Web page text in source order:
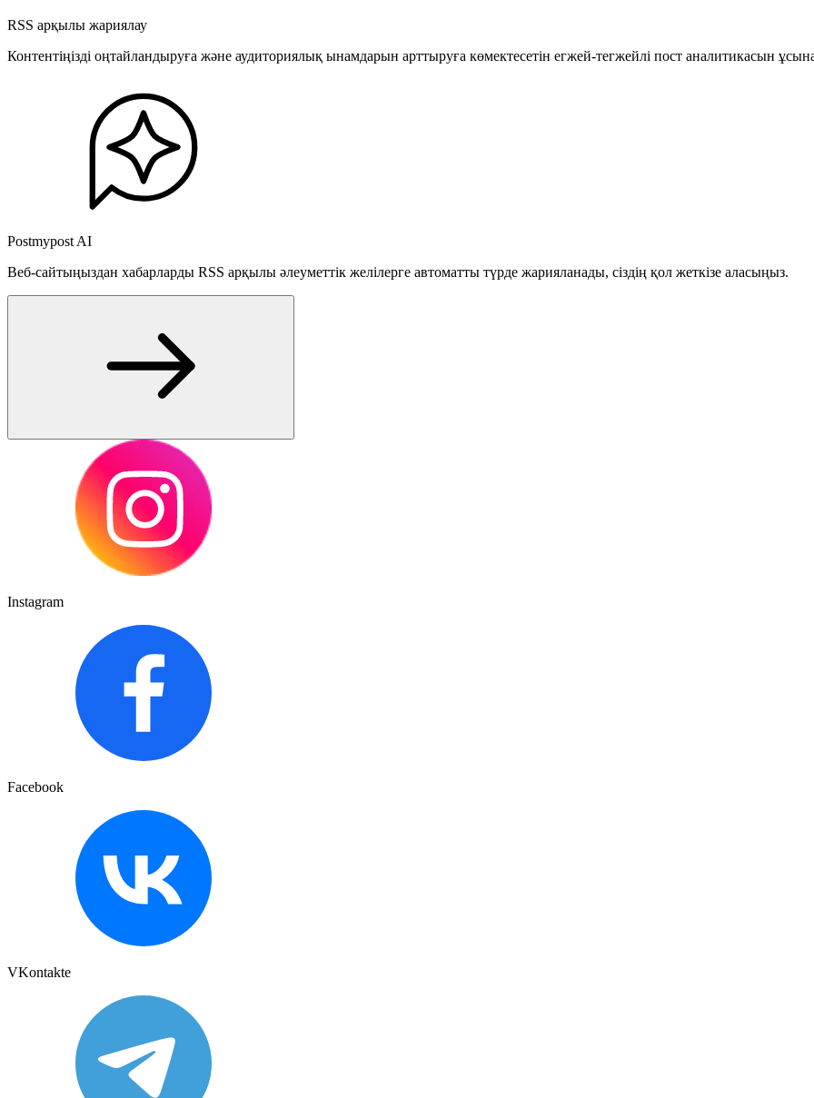
RSS арқылы жариялау
Контентіңізді оңтайландыруға және аудиториялық ынамдарын арттыруға көмектесетін егжей-тегжейлі пост аналитикасын
Postmypost AI
Веб-сайтыңыздан хабарларды RSS арқылы әлеуметтік желілерге автоматты түрде жарияланады, сіздің қол жеткізе аласыңыз.
Instagram
Facebook
VKontakte